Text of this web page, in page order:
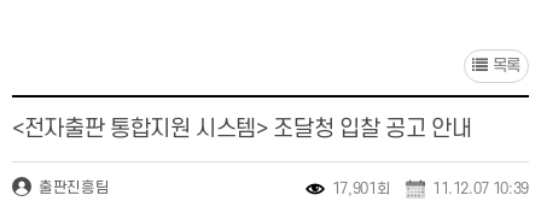
목록
<전자출판 통합지원 시스템> 조달청 입찰 공고 안내
출판진흥팀 17,901회 11.12.07 10:39